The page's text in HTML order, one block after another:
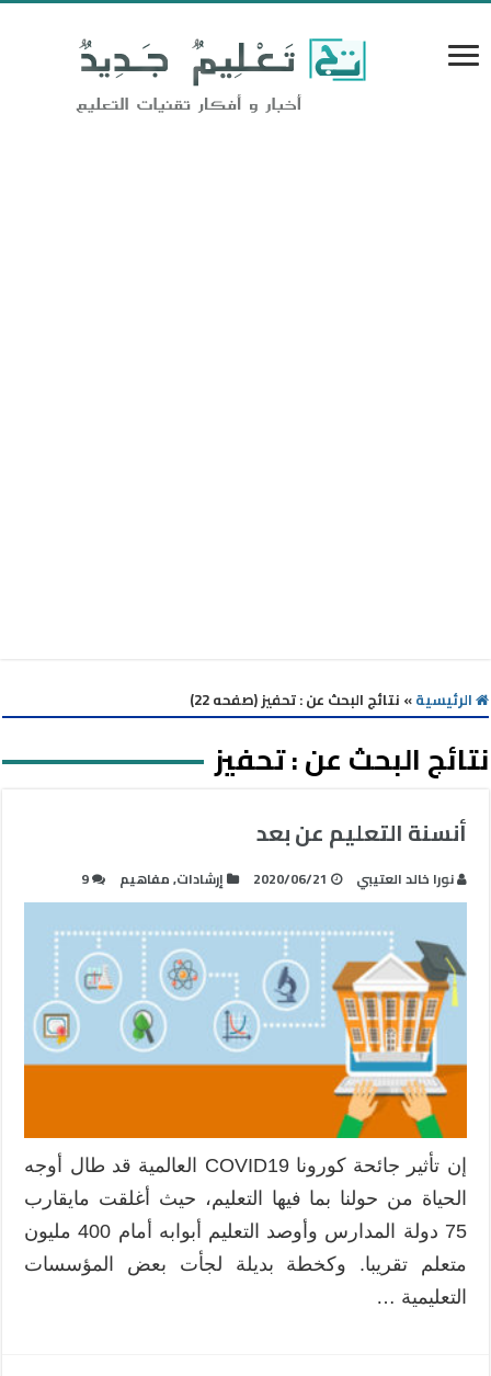
الرئيسية» نتائج البحث عن : تحفيز (صفحه 22)
نتائج البحث عن :تحفيز
أنسنة التعليم عن بعد
نورا خالد العتيبي 2020/06/21 إرشادات,مفاهيم 9
إن تأثير جائحة كورونا COVID19 العالمية قد طال أوجه
الحياة من حولنا بما فيها التعليم، حيث أغلقت مايقارب
75 دولة المدارس وأوصد التعليم أبوابه أمام 400 مليون
متعلم تقريبا. وكخطة بديلة لجأت بعض المؤسسات
التعليمية …